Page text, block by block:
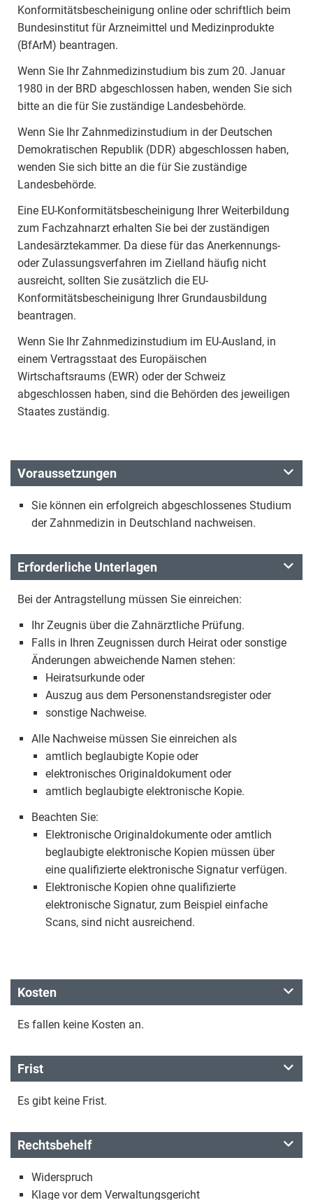
Konformitätsbescheinigung online oder schriftlich beim
Bundesinstitut für Arzneimittel und Medizinprodukte
(BfArM) beantragen.
Wenn Sie Ihr Zahnmedizinstudium bis zum 20. Januar
1980 in der BRD abgeschlossen haben, wenden Sie sich
bitte an die für Sie zuständige Landesbehörde.
Wenn Sie Ihr Zahnmedizinstudium in der Deutschen
Demokratischen Republik (DDR) abgeschlossen haben,
wenden Sie sich bitte an die für Sie zuständige
Landesbehörde.
Eine EU-Konformitätsbescheinigung Ihrer Weiterbildung
zum Fachzahnarzt erhalten Sie bei der zuständigen
Landesärztekammer. Da diese für das Anerkennungs-
oder Zulassungsverfahren im Zielland häufig nicht
ausreicht, sollten Sie zusätzlich die EU-
Konformitätsbescheinigung Ihrer Grundausbildung
beantragen.
Wenn Sie Ihr Zahnmedizinstudium im EU-Ausland, in
einem Vertragsstaat des Europäischen
Wirtschaftsraums (EWR) oder der Schweiz
abgeschlossen haben, sind die Behörden des jeweiligen
Staates zuständig.
Voraussetzungen
Sie können ein erfolgreich abgeschlossenes Studium
der Zahnmedizin in Deutschland nachweisen.
Erforderliche Unterlagen
Bei der Antragstellung müssen Sie einreichen:
Ihr Zeugnis über die Zahnärztliche Prüfung.
Falls in Ihren Zeugnissen durch Heirat oder sonstige
Änderungen abweichende Namen stehen:
Heiratsurkunde oder
Auszug aus dem Personenstandsregister oder
sonstige Nachweise.
Alle Nachweise müssen Sie einreichen als
amtlich beglaubigte Kopie oder
elektronisches Originaldokument oder
amtlich beglaubigte elektronische Kopie.
Beachten Sie:
Elektronische Originaldokumente oder amtlich
beglaubigte elektronische Kopien müssen über
eine qualifizierte elektronische Signatur verfügen.
Elektronische Kopien ohne qualifizierte
elektronische Signatur, zum Beispiel einfache
Scans, sind nicht ausreichend.
Kosten
Es fallen keine Kosten an.
Frist
Es gibt keine Frist.
Rechtsbehelf
Widerspruch
Klage vor dem Verwaltungsgericht